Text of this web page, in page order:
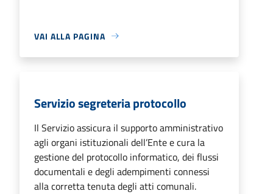
VAI ALLA PAGINA
Servizio segreteria protocollo
Il Servizio assicura il supporto amministrativo
agli organi istituzionali dell’Ente e cura la
gestione del protocollo informatico, dei flussi
documentali e degli adempimenti connessi
alla corretta tenuta degli atti comunali.